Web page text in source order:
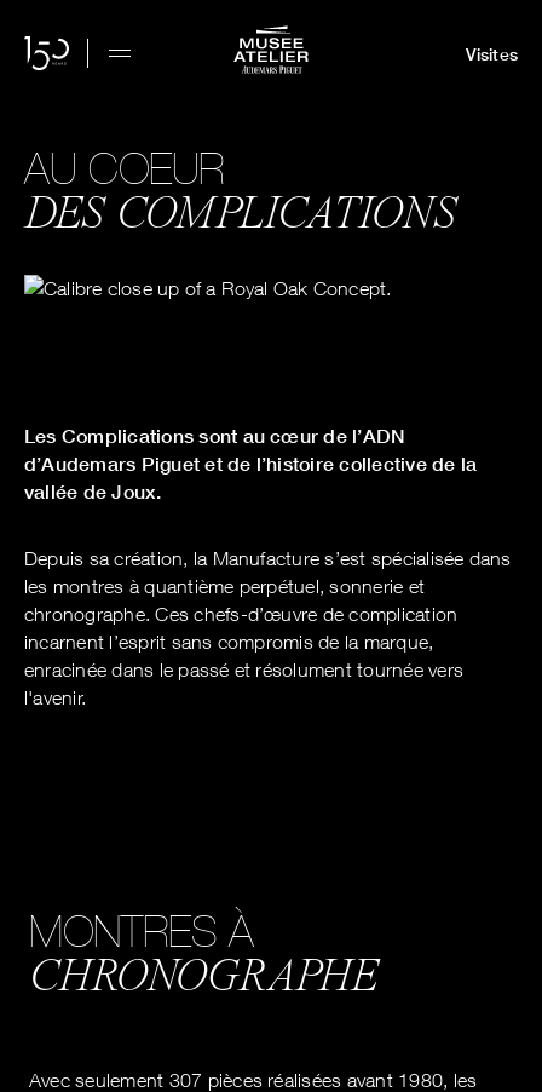
Visites
AU COEUR
DES COMPLICATIONS
Les Complications sont au cœur de l’ADN
d’Audemars Piguet et de l’histoire collective de la
vallée de Joux.
Depuis sa création, la Manufacture s’est spécialisée dans
les montres à quantième perpétuel, sonnerie et
chronographe. Ces chefs-d’œuvre de complication
incarnent l’esprit sans compromis de la marque,
enracinée dans le passé et résolument tournée vers
l'avenir.
MONTRES À
CHRONOGRAPHE
Avec seulement 307 pièces réalisées avant 1980, les